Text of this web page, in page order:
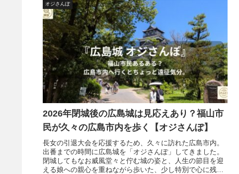
オジさんぽ
2026年閉城後の広島城は見応えあり？福山市
民が久々の広島市内を歩く【オジさんぽ】
長女の引退大会を応援するため、久々に訪れた広島市内。
出番までの時間に広島城を「オジさんぽ」してきました。
閉城してもなお威風堂々と佇む城の姿と、人生の節目を迎
える娘への親心を重ねながら歩いた、少し特別で心に残る